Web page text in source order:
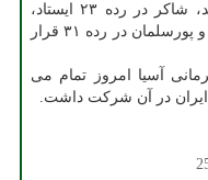
گردید، نیما آقایی صاحب جایگاه ۱۱ شد، شاکر در رده ۲۳ ایستاد،
کارگرپور جایگاه ۲۶ به خود اختصاص داد و پورسلمان در رده ۳۱ قرار
زیر ۲۳ سال قهرمانی آسیا امروز تمام می
در آن شرکت داشت.